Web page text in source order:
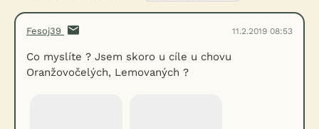
Fesoj39 11.2.2019 08:53
Co myslíte ? Jsem skoro u cíle u chovu
Oranžovočelých, Lemovaných ?